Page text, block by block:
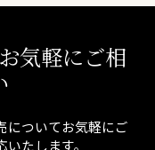
気軽にご相
についてお気軽にご
たします。